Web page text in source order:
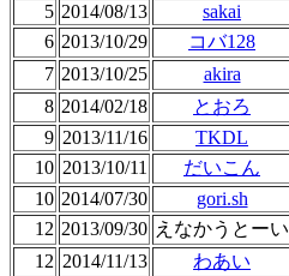
5 2014/08/13 sakai
6 2013/10/29 コバ128
7 2013/10/25 akira
8 2014/02/18 とおろ
9 2013/11/16 TKDL
10 2013/10/11 だいこん
10 2014/07/30 gori.sh
12 2013/09/30 えなかうとーい
12 2014/11/13 わあい